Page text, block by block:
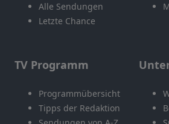
Alle Sendungen
Letzte Chance
TV Programm
Programmübersicht
Tipps der Redaktion